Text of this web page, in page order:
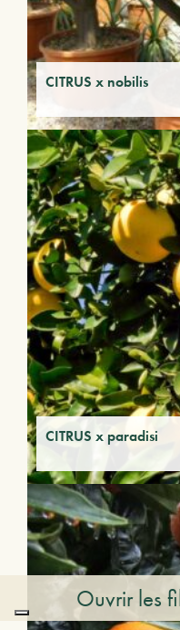
CITRUS x nobilis
CITRUS x paradisi
Ouvrir les